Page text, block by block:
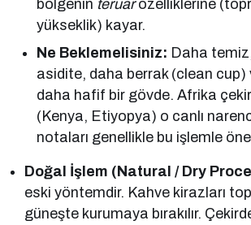
bölgenin teruarözelliklerine
yükseklik) kayar.
Ne Beklemelisiniz: Daha
asidite, daha berrak (clean cup)
daha hafif bir gövde. Afrika
(Kenya, Etiyopya) o canlı
notaları genellikle bu işlemle öne
Doğal İşlem (Natural / Dry
eski yöntemdir. Kahve kirazları
güneşte kurumaya bırakılır.